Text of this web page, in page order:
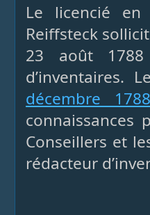
Le licencié en
Reiffsteck
23 août
d’inventaires.
décembre 1788
connaissances
Conseillers et
rédacteur